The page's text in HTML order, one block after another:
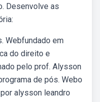
Desenvolve as
Webfundado em
do direito e
pelo prof. Alysson
de pós. Webo
alysson leandro